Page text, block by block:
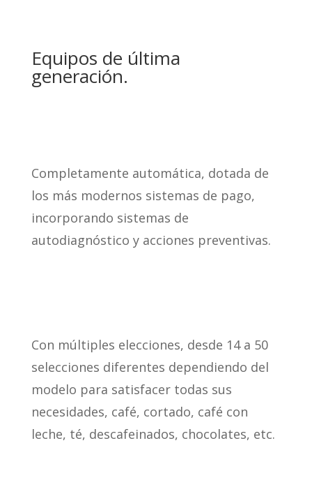
Equipos de última
generación.
Completamente automática, dotada de
los más modernos sistemas de pago,
incorporando sistemas de
autodiagnóstico y acciones preventivas.
Con múltiples elecciones, desde 14 a 50
selecciones diferentes dependiendo del
modelo para satisfacer todas sus
necesidades, café, cortado, café con
leche, té, descafeinados, chocolates, etc.